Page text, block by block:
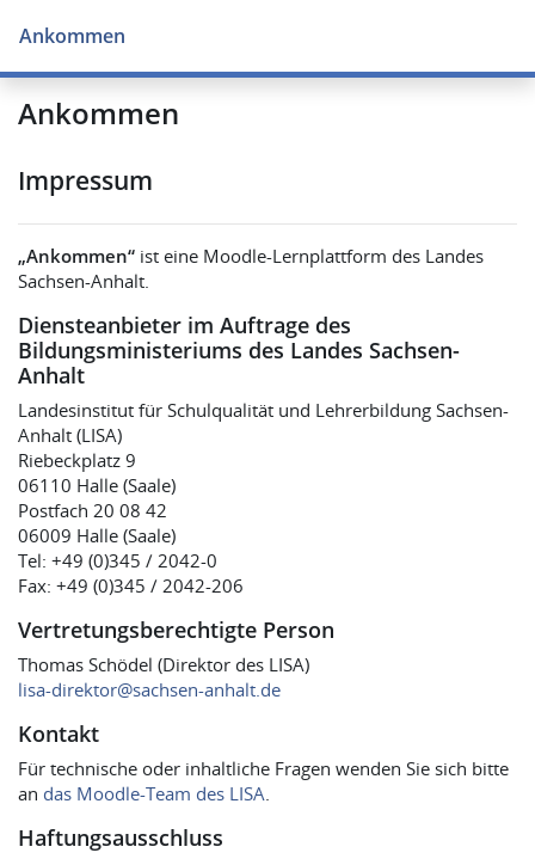
Ankommen
Ankommen
Impressum
„Ankommen“ ist eine Moodle-Lernplattform des Landes
Sachsen-Anhalt.
Diensteanbieter im Auftrage des
Bildungsministeriums des Landes Sachsen-
Anhalt
Landesinstitut für Schulqualität und Lehrerbildung Sachsen-
Anhalt (LISA)
Riebeckplatz 9
06110 Halle (Saale)
Postfach 20 08 42
06009 Halle (Saale)
Tel: +49 (0)345 / 2042-0
Fax: +49 (0)345 / 2042-206
Vertretungsberechtigte Person
Thomas Schödel (Direktor des LISA)
lisa-direktor@sachsen-anhalt.de
Kontakt
Für technische oder inhaltliche Fragen wenden Sie sich bitte
an das Moodle-Team des LISA.
Haftungsausschluss